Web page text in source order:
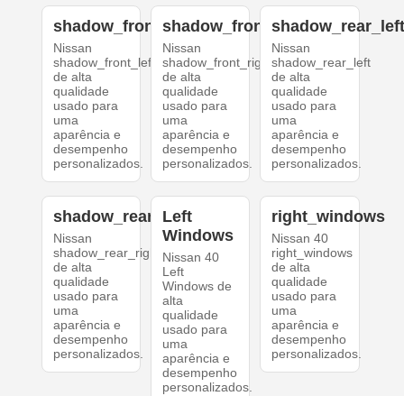
shadow_front_left
Nissan
shadow_front_left
de alta
qualidade
usado para
uma
aparência e
desempenho
personalizados.
shadow_front_right
Nissan
shadow_front_right
de alta
qualidade
usado para
uma
aparência e
desempenho
personalizados.
Nissan
shadow_rear_left
de alta
qualidade
usado para
uma
aparência e
desempenho
personalizados.
shadow_rear_right
Nissan
shadow_rear_right
de alta
qualidade
usado para
uma
aparência e
desempenho
personalizados.
Left
Windows
Nissan 40
Left
Windows de
alta
qualidade
usado para
uma
aparência e
desempenho
personalizados.
right_windows
Nissan 40
right_windows
de alta
qualidade
usado para
uma
aparência e
desempenho
personalizados.